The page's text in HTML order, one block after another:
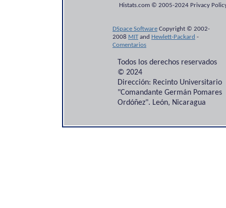
Histats.com © 2005-2024 Privacy
DSpace Software Copyright © 2002-
2008 MITand Hewlett-Packard -
Comentarios
Todos los derechos reservados
© 2024
Dirección: Recinto Universitario
"Comandante Germán Pomares
Ordóñez". León, Nicaragua